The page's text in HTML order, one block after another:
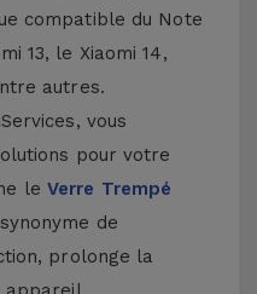
compatible du Note
13, le Xiaomi 14,
autres.
vous
pour votre
le Verre Trempé
de
prolonge la